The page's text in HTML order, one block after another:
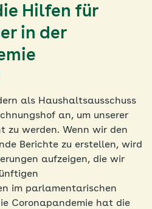
Hilfen für
in der
als Haushaltsausschuss
an, um unserer
zu werden. Wenn wir den
Berichte zu erstellen, wird
aufzeigen, die wir
im parlamentarischen
Coronapandemie hat die